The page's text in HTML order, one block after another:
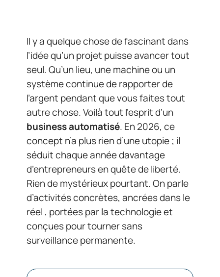
Il y a quelque chose de fascinant dans
l’idée qu’un projet puisse avancer tout
seul. Qu’un lieu, une machine ou un
système continue de rapporter de
l’argent pendant que vous faites tout
autre chose. Voilà tout l’esprit d’un
business automatisé. En 2026, ce
concept n’a plus rien d’une utopie ; il
séduit chaque année davantage
d’entrepreneurs en quête de liberté.
Rien de mystérieux pourtant. On parle
d’activités concrètes, ancrées dans le
réel , portées par la technologie et
conçues pour tourner sans
surveillance permanente.